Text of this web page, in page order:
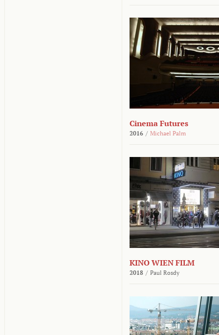
Cinema Futures
2016 / Michael Palm
KINO WIEN FILM
2018 / Paul Rosdy